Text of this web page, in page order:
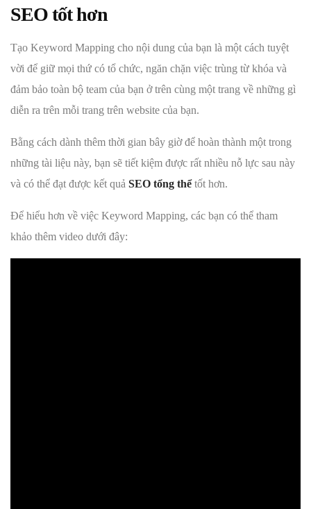
SEO tốt hơn
Tạo Keyword Mapping cho nội dung của bạn là một cách tuyệt
vời để giữ mọi thứ có tổ chức, ngăn chặn việc trùng từ khóa và
đảm bảo toàn bộ team của bạn ở trên cùng một trang về những gì
diễn ra trên mỗi trang trên website của bạn.
Bằng cách dành thêm thời gian bây giờ để hoàn thành một trong
những tài liệu này, bạn sẽ tiết kiệm được rất nhiều nỗ lực sau này
và có thể đạt được kết quả SEO tổng thểtốt hơn.
Để hiểu hơn về việc Keyword Mapping, các bạn có thể tham
khảo thêm video dưới đây: